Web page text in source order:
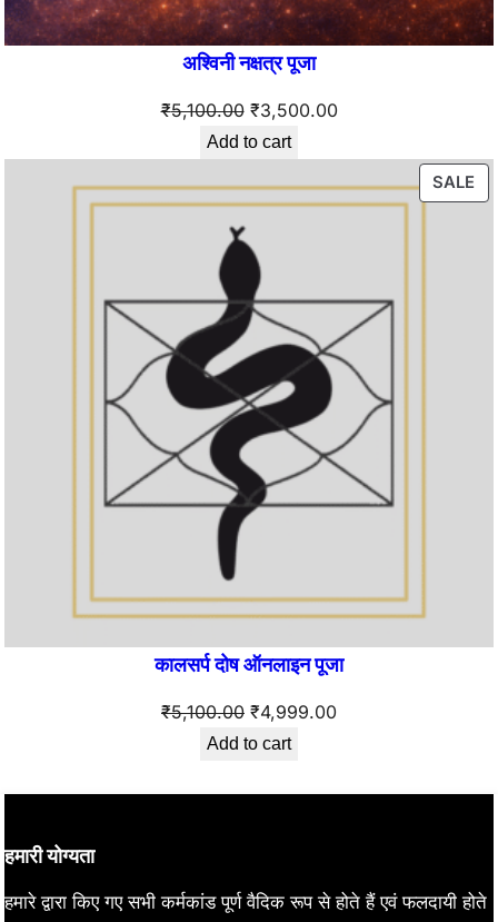
अश्विनी नक्षत्र पूजा
₹5,100.00 Original
price
₹5,100.00.
₹3,500.00Current
₹3,500.00.
Add to cart
SALE
कालसर्प दोष ऑनलाइन पूजा
₹5,100.00 Original
price
₹4,999.00Current
Add to cart
हमारी योग्यता
हमारे द्वारा किए गए सभी कर्मकांड पूर्ण वैदिक रूप से होते हैं एवं फलदायी होते